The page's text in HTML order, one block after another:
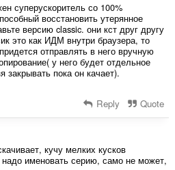
суперускоритель со 100%
восстановить утерянное
версию classic. они кст друг другу
это как ИДМ внутри браузера, то
отправлять в него вручную
у него будет отдельное
закрывать пока он качает).
Reply Quote
кучу мелких кусков
именовать серию, само не может,